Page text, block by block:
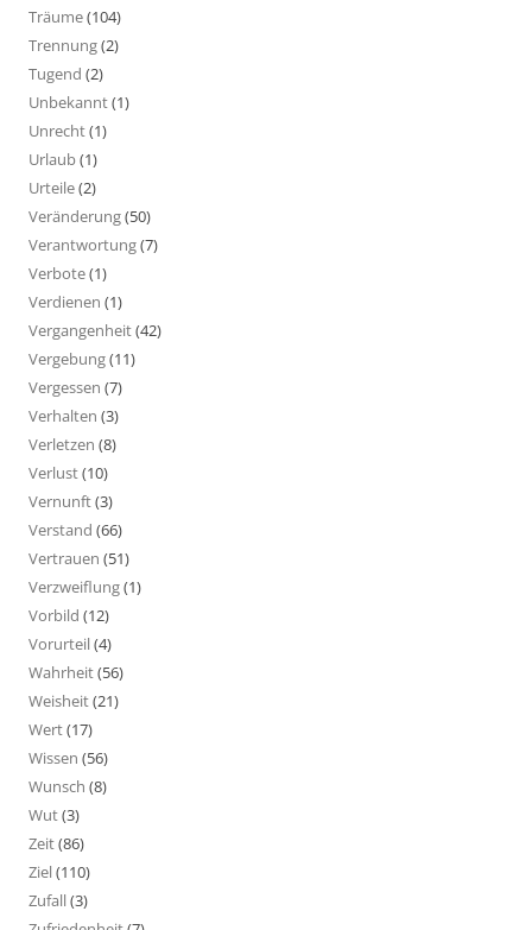
Träume(104)
Trennung(2)
Tugend (2)
Unbekannt(1)
Unrecht(1)
Urlaub(1)
Urteile(2)
Veränderung(50)
Verantwortung(7)
Verbote(1)
Verdienen (1)
Vergangenheit(42)
Vergebung(11)
Vergessen (7)
Verhalten (3)
Verletzen (8)
Verlust(10)
Vernunft(3)
Verstand (66)
Vertrauen (51)
Verzweiflung(1)
Vorbild (12)
Vorurteil(4)
Wahrheit(56)
Weisheit(21)
Wert(17)
Wissen (56)
Wunsch (8)
Wut(3)
Zeit(86)
Ziel(110)
Zufall(3)